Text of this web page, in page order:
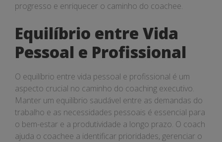
progresso e enriquecer o caminho do coachee.
Equilíbrio entre Vida
Pessoal e Profissional
O equilíbrio entre vida pessoal e profissional é um
aspecto crucial no caminho do coaching executivo.
Manter um equilíbrio saudável entre as demandas do
trabalho e as necessidades pessoais é essencial para
o bem-estar e a produtividade a longo prazo. O coach
ajuda o coachee a identificar prioridades, gerenciar o